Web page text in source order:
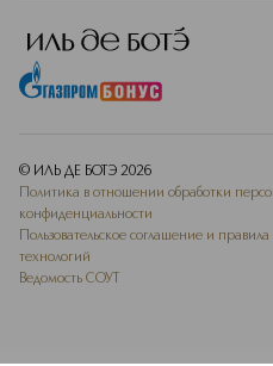
© ИЛЬ ДЕ БОТЭ 2026
Политика в отношении обработки
конфиденциальности
Пользовательское соглашение и
технологий
Ведомость СОУТ